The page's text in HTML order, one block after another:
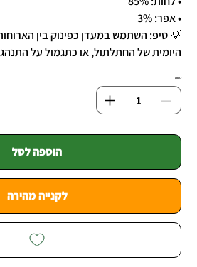
• אפר: 3%
💡 טיפ: השתמש במעדן כפינוק בין
היומית של החתלתול, או כתגמול על
כמות
הוספה לסל
לקנייה מהירה